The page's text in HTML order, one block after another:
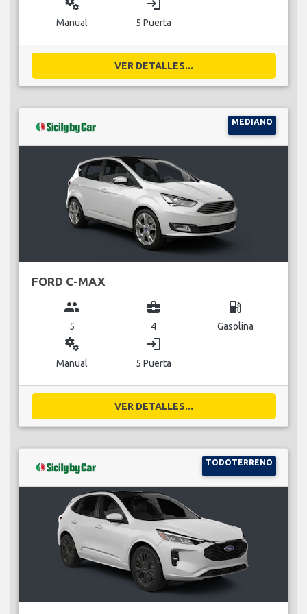
miscellaneous_services
Manual
login
5 Puerta
VER DETALLES...
MEDIANO
FORD C-MAX
group
5
business_center
4
local_gas_station
Gasolina
miscellaneous_services
Manual
login
5 Puerta
VER DETALLES...
TODOTERRENO